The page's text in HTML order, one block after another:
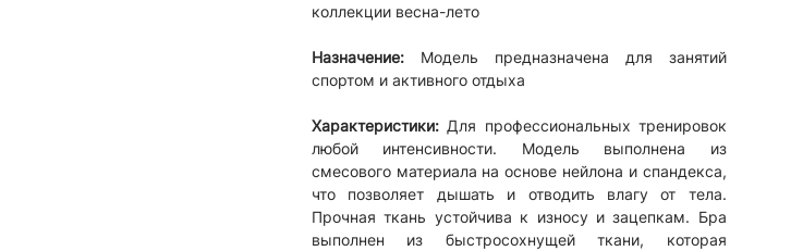
коллекции весна-лето
Назначение:Модель предназначена для занятий
спортом и активного отдыха
Характеристики:Для профессиональных тренировок
любой интенсивности. Модель выполнена из
смесового материала на основе нейлона и спандекса,
что позволяет дышать и отводить влагу от тела.
Прочная ткань устойчива к износу и зацепкам. Бра
выполнен из быстросохнущей ткани, которая